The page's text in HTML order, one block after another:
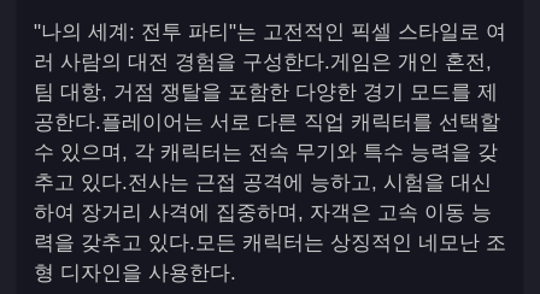
"나의 세계: 전투 파티"는 고전적인 픽셀 스타일로 여
러 사람의 대전 경험을 구성한다.게임은 개인 혼전,
팀 대항, 거점 쟁탈을 포함한 다양한 경기 모드를 제
공한다.플레이어는 서로 다른 직업 캐릭터를 선택할
수 있으며, 각 캐릭터는 전속 무기와 특수 능력을 갖
추고 있다.전사는 근접 공격에 능하고, 시험을 대신
하여 장거리 사격에 집중하며, 자객은 고속 이동 능
력을 갖추고 있다.모든 캐릭터는 상징적인 네모난 조
형 디자인을 사용한다.